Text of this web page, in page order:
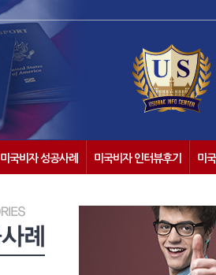
미국비자 성공사례 미국비자 인터뷰후기 미